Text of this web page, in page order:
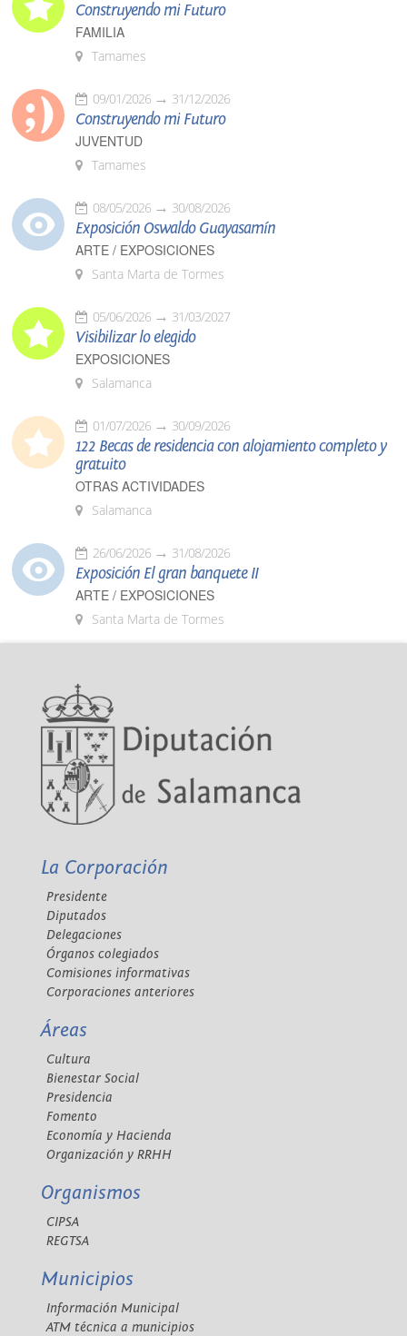
Construyendo mi Futuro
FAMILIA
Tamames
09/01/2026 31/12/2026
Construyendo mi Futuro
JUVENTUD
Tamames
08/05/2026 30/08/2026
Exposición Oswaldo Guayasamín
ARTE / EXPOSICIONES
Santa Marta de Tormes
05/06/2026 31/03/2027
Visibilizar lo elegido
EXPOSICIONES
Salamanca
01/07/2026 30/09/2026
122 Becas de residencia con alojamiento completo y
gratuito
OTRAS ACTIVIDADES
Salamanca
26/06/2026 31/08/2026
Exposición El gran banquete II
ARTE / EXPOSICIONES
Santa Marta de Tormes
La Corporación
Presidente
Diputados
Delegaciones
Órganos colegiados
Comisiones informativas
Corporaciones anteriores
Áreas
Cultura
Bienestar Social
Presidencia
Fomento
Economía y Hacienda
Organización y RRHH
Organismos
CIPSA
REGTSA
Municipios
Información Municipal
ATM técnica a municipios